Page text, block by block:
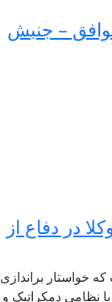
– جنبش
در دفاع از
خواستار براندازی
نظامی دمکراتیک و